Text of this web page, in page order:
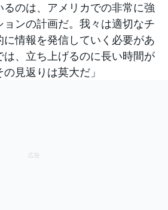
るのは、アメリカでの非常に強
ンの計画だ。我々は適切なチ
に情報を発信していく必要があ
は、立ち上げるのに長い時間が
見返りは莫大だ」